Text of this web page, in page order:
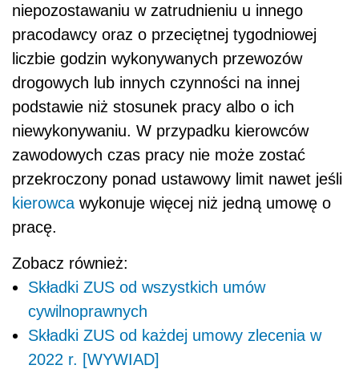
niepozostawaniu w zatrudnieniu u innego
pracodawcy oraz o przeciętnej tygodniowej
liczbie godzin wykonywanych przewozów
drogowych lub innych czynności na innej
podstawie niż stosunek pracy albo o ich
niewykonywaniu. W przypadku kierowców
zawodowych czas pracy nie może zostać
przekroczony ponad ustawowy limit nawet jeśli
kierowca wykonuje więcej niż jedną umowę o
pracę.
Zobacz również:
Składki ZUS od wszystkich umów
cywilnoprawnych
Składki ZUS od każdej umowy zlecenia w
2022 r. [WYWIAD]